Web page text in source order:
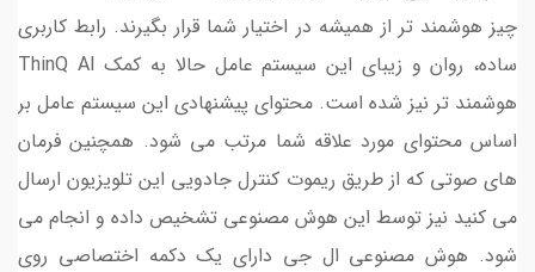
چیز هوشمند تر از همیشه در اختیار شما قرار بگیرند. رابط کاربری
ساده، روان و زیبای این سیستم عامل حالا به کمک ThinQ AI
هوشمند تر نیز شده است. محتوای پیشنهادی این سیستم عامل بر
اساس محتوای مورد علاقه شما مرتب می شود. همچنین فرمان
های صوتی که از طریق ریموت کنترل جادویی این تلویزیون ارسال
می کنید نیز توسط این هوش مصنوعی تشخیص داده و انجام می
شود. هوش مصنوعی ال جی دارای یک دکمه اختصاصی روی